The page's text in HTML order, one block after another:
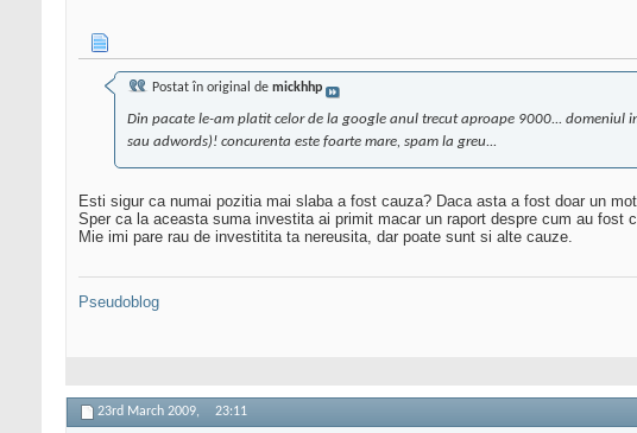
Postat în original de mickhhp
Din pacate le-am platit celor de la google anul trecut aproape 9000... domeniul
sau adwords)! concurenta este foarte mare, spam la greu...
Esti sigur ca numai pozitia mai slaba a fost cauza? Daca asta a fost doar un
Sper ca la aceasta suma investita ai primit macar un raport despre cum au fost
Mie imi pare rau de investitita ta nereusita, dar poate sunt si alte cauze.
Pseudoblog
23rd March 2009, 23:11